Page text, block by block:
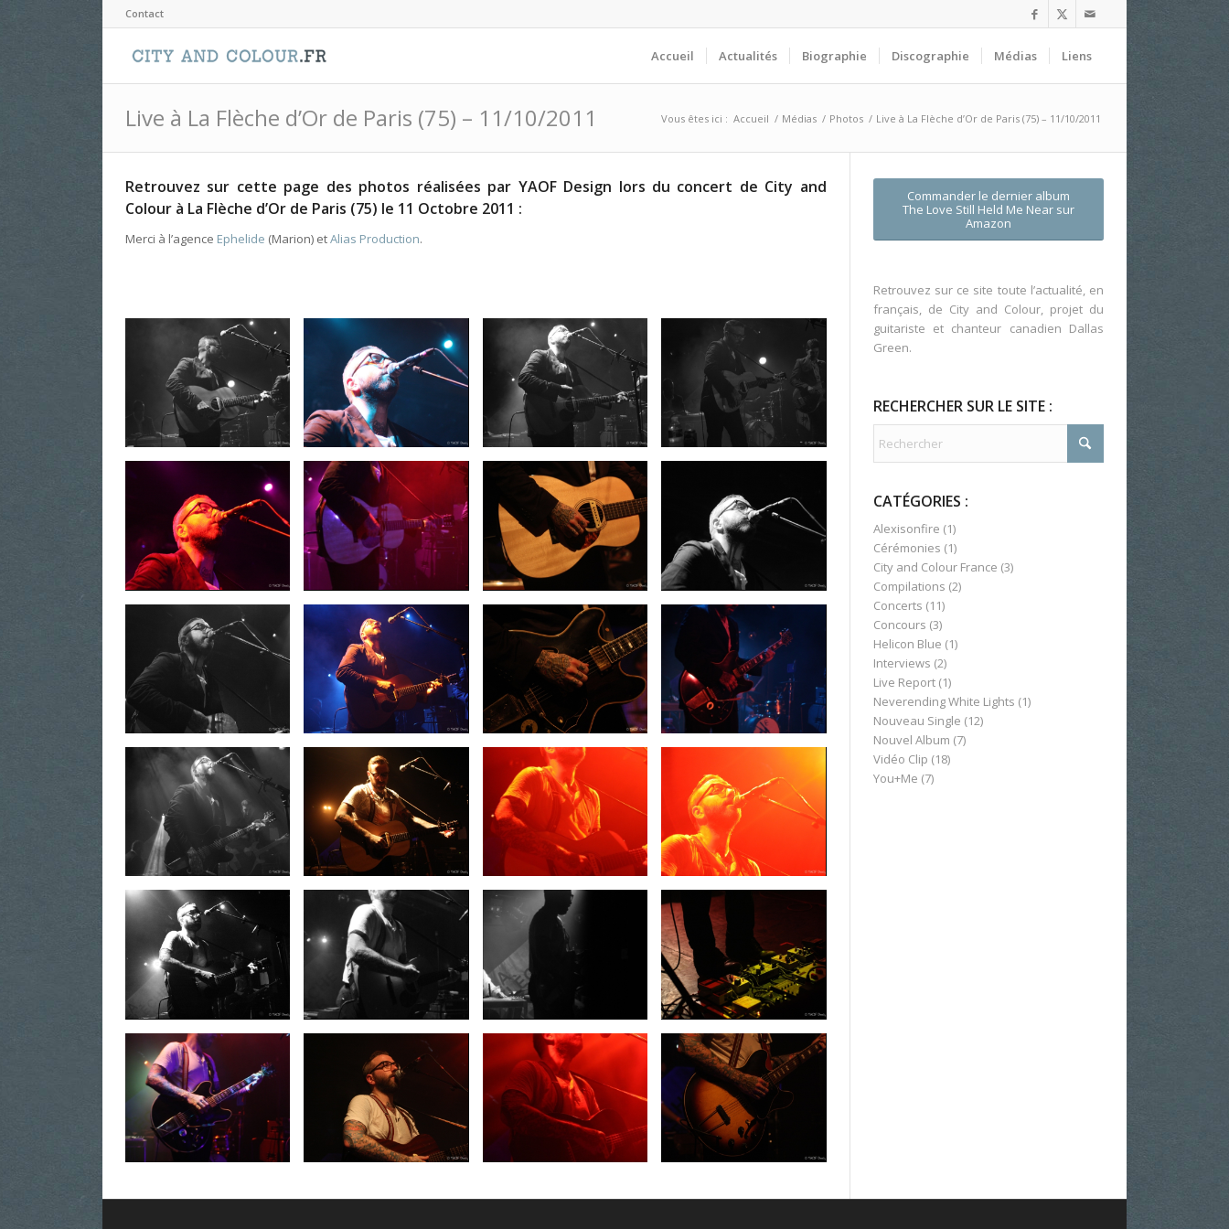
Contact
Accueil Actualités Biographie Discographie Médias Liens
Live à La Flèche d’Or de Paris (75) – 11/10/2011 Vous êtes ici : Accueil / Médias / Photos / Live à La Flèche d’Or de Paris (75) – 11/10/2011
Retrouvez sur cette page des photos réalisées par YAOF Design lors du concert de City and
Colour à La Flèche d’Or de Paris (75) le 11 Octobre 2011 :
Merci à l’agence Ephelide (Marion) etAlias Production.
Commander le dernier album
The Love Still Held Me Nearsur
Amazon
Retrouvez sur ce site toute l’actualité, en
français, de City and Colour, projet du
guitariste et chanteur canadien Dallas
Green.
RECHERCHER SUR LE SITE :
CATÉGORIES :
Alexisonfire (1)
Cérémonies (1)
City and Colour France (3)
Compilations (2)
Concerts (11)
Concours (3)
Helicon Blue (1)
Interviews (2)
Live Report(1)
Neverending White Lights (1)
Nouveau Single (12)
Nouvel Album (7)
Vidéo Clip (18)
You+Me (7)